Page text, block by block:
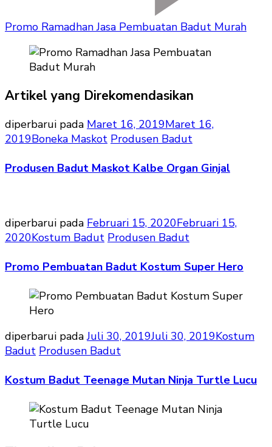
Promo Ramadhan Jasa Pembuatan Badut Murah
Artikel yang Direkomendasikan
diperbarui pada Maret 16, 2019Maret 16,
2019Boneka Maskot Produsen Badut
Produsen Badut Maskot Kalbe Organ Ginjal
diperbarui pada Februari 15, 2020Februari 15,
2020Kostum Badut Produsen Badut
Promo Pembuatan Badut Kostum Super Hero
diperbarui padaJuli 30, 2019Juli 30, 2019Kostum
Badut Produsen Badut
Kostum Badut Teenage Mutan Ninja Turtle Lucu